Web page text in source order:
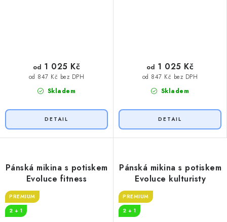
Skladem
od 847 Kč bez DPH
od 1 025 Kč
Skladem
od 847 Kč bez DPH
od 1 025 Kč
Pánská mikina s potiskem
Evoluce fitness
PREMIUM
2 + 1
Pánská mikina s potiskem
Evoluce kulturisty
PREMIUM
2 + 1